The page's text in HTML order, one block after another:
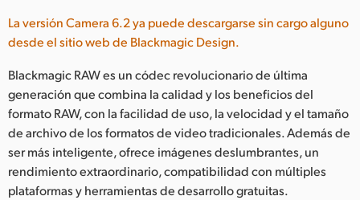
Malaysia
Netherlands
New Zealand
Norway
Poland
La versión Camera 6.2 ya puede descargarse sin cargo alguno
desde el sitio web de Blackmagic Design.
Blackmagic RAW es un códec revolucionario de última
generación que combina la calidad y los beneficios del
formato RAW, con la facilidad de uso, la velocidad y el tamaño
de archivo de los formatos de video tradicionales. Además de
ser más inteligente, ofrece imágenes deslumbrantes, un
rendimiento extraordinario, compatibilidad con múltiples
plataformas y herramientas de desarrollo gratuitas.